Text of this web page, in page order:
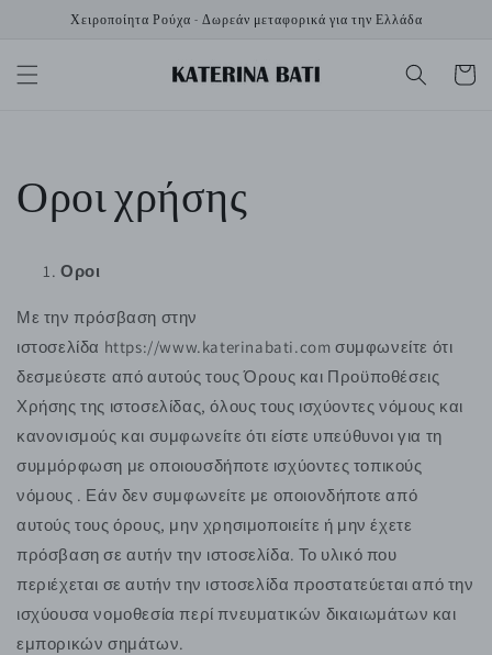
μετάβασηΧειροποίητα Ρούχα - Δωρεάν μεταφορικά για την Ελλάδα
Καλάθι
Οροι χρήσης
Οροι
Με την πρόσβαση στην
ιστοσελίδα https://www.katerinabati.com συμφωνείτε ότι
δεσμεύεστε από αυτούς τους Όρους και Προϋποθέσεις
Χρήσης της ιστοσελίδας, όλους τους ισχύοντες νόμους και
κανονισμούς και συμφωνείτε ότι είστε υπεύθυνοι για τη
συμμόρφωση με οποιουσδήποτε ισχύοντες τοπικούς
νόμους . Εάν δεν συμφωνείτε με οποιονδήποτε από
αυτούς τους όρους, μην χρησιμοποιείτε ή μην έχετε
πρόσβαση σε αυτήν την ιστοσελίδα. Το υλικό που
περιέχεται σε αυτήν την ιστοσελίδα προστατεύεται από την
ισχύουσα νομοθεσία περί πνευματικών δικαιωμάτων και
εμπορικών σημάτων.